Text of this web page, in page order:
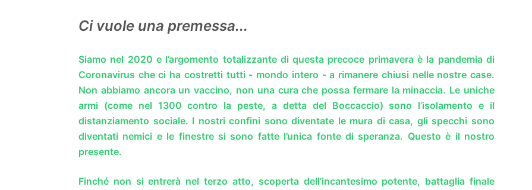
Ci vuole una premessa...
Siamo nel 2020 e l’argomento totalizzante di questa precoce primavera è la pandemia di
Coronavirus che ci ha costretti tutti - mondo intero - a rimanere chiusi nelle nostre case.
Non abbiamo ancora un vaccino, non una cura che possa fermare la minaccia. Le uniche
armi (come nel 1300 contro la peste, a detta del Boccaccio) sono l’isolamento e il
distanziamento sociale. I nostri confini sono diventate le mura di casa, gli specchi sono
diventati nemici e le finestre si sono fatte l’unica fonte di speranza. Questo è il nostro
presente.
Finché non si entrerà nel terzo atto, scoperta dell’incantesimo potente, battaglia finale